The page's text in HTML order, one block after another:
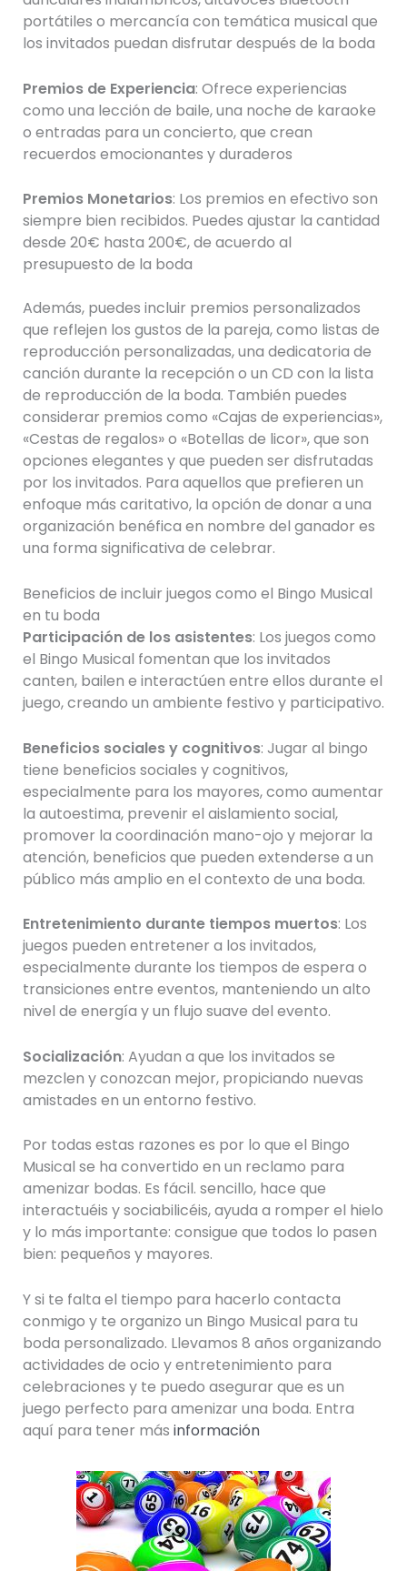
portátiles o mercancía con temática musical que
los invitados puedan disfrutar después de la boda
Premios de Experiencia: Ofrece experiencias
como una lección de baile, una noche de karaoke
o entradas para un concierto, que crean
recuerdos emocionantes y duraderos
Premios Monetarios: Los premios en efectivo son
siempre bien recibidos. Puedes ajustar la cantidad
desde 20€ hasta 200€, de acuerdo al
presupuesto de la boda
Además, puedes incluir premios personalizados
que reflejen los gustos de la pareja, como listas de
reproducción personalizadas, una dedicatoria de
canción durante la recepción o un CD con la lista
de reproducción de la boda. También puedes
considerar premios como «Cajas de experiencias»,
«Cestas de regalos» o «Botellas de licor», que son
opciones elegantes y que pueden ser disfrutadas
por los invitados. Para aquellos que prefieren un
enfoque más caritativo, la opción de donar a una
organización benéfica en nombre del ganador es
una forma significativa de celebrar.
Beneficios de incluir juegos como el Bingo Musical
en tu boda
Participación de los asistentes: Los juegos como
el Bingo Musical fomentan que los invitados
canten, bailen e interactúen entre ellos durante el
juego, creando un ambiente festivo y participativo.
Beneficios sociales y cognitivos: Jugar al bingo
tiene beneficios sociales y cognitivos,
especialmente para los mayores, como aumentar
la autoestima, prevenir el aislamiento social,
promover la coordinación mano-ojo y mejorar la
atención, beneficios que pueden extenderse a un
público más amplio en el contexto de una boda.
Entretenimiento durante tiempos muertos: Los
juegos pueden entretener a los invitados,
especialmente durante los tiempos de espera o
transiciones entre eventos, manteniendo un alto
nivel de energía y un flujo suave del evento.
Socialización: Ayudan a que los invitados se
mezclen y conozcan mejor, propiciando nuevas
amistades en un entorno festivo.
Por todas estas razones es por lo que el Bingo
Musical se ha convertido en un reclamo para
amenizar bodas. Es fácil. sencillo, hace que
interactuéis y sociabilicéis, ayuda a romper el hielo
y lo más importante: consigue que todos lo pasen
bien: pequeños y mayores.
Y si te falta el tiempo para hacerlo contacta
conmigo y te organizo un Bingo Musical para tu
boda personalizado. Llevamos 8 años organizando
actividades de ocio y entretenimiento para
celebraciones y te puedo asegurar que es un
juego perfecto para amenizar una boda. Entra
aquí para tener más información